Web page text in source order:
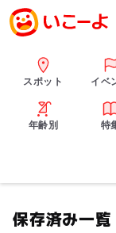
スポット イベ
年齢別 特
保存済み一覧